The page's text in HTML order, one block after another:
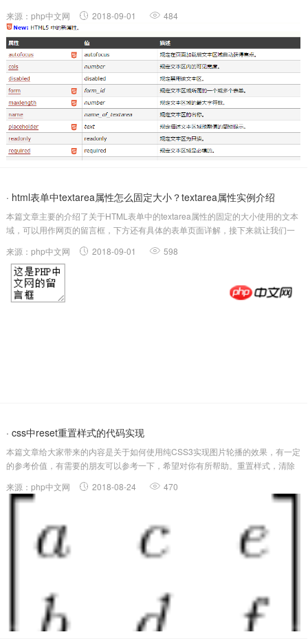
我们先看看html文本域textarea标签的属性：标签定义多行的文本输入控件。...
来源：php中文网 2018-09-01 484
· html表单中textarea属性怎么固定大小？textarea属性实例介绍
本篇文章主要的介绍了关于HTML表单中的textarea属性的固定的大小使用的文本
域，可以用作网页的留言框，下方还有具体的表单页面详解，接下来就让我们一
的textarea属性固定大小的使用：HTML标签textare...
来源：php中文网 2018-09-01 598
· css中reset重置样式的代码实现
本篇文章给大家带来的内容是关于如何使用纯CSS3实现图片轮播的效果，有一定
的参考价值，有需要的朋友可以参考一下，希望对你有所帮助。重置样式，清除
字色，主链接色，主字体等）。/*reset*/html,body,h1,h...
来源：php中文网 2018-08-24 470